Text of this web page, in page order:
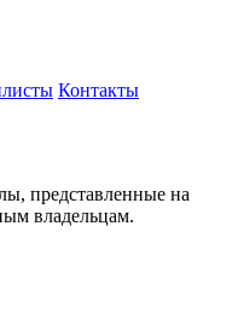
Контакты
представленные на
владельцам.